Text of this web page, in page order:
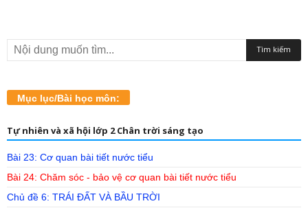
Mục lục/Bài học môn:
Tự nhiên và xã hội lớp 2 Chân trời sáng tạo
Bài 23: Cơ quan bài tiết nước tiểu
Bài 24: Chăm sóc - bảo vệ cơ quan bài tiết nước tiểu
Chủ đề 6: TRÁI ĐẤT VÀ BẦU TRỜI